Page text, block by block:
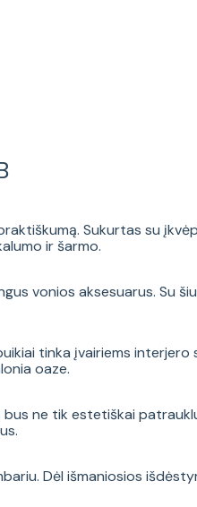
Sukurtas su
ir šarmo.
vonios aksesuarus. Su
tinka įvairiems
oaze.
ne tik estetiškai
Dėl išmaniosios